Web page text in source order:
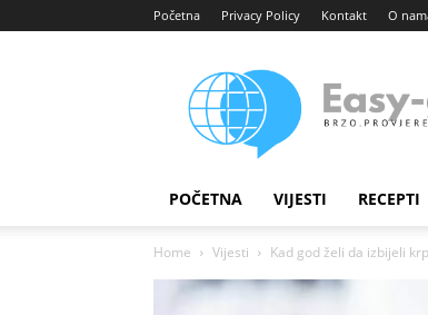
Početna Privacy Policy Kontakt O
portal
POČETNA VIJESTI RECEPTI
Home Vijesti Kad god želi da izbijeli